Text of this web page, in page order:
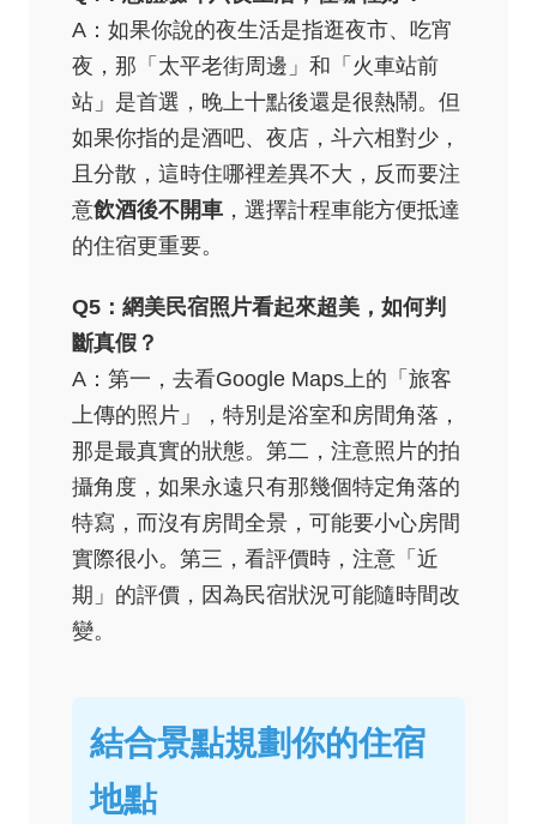
A：如果你說的夜生活是指逛夜市、吃宵
夜，那「太平老街周邊」和「火車站前
站」是首選，晚上十點後還是很熱鬧。但
如果你指的是酒吧、夜店，斗六相對少，
且分散，這時住哪裡差異不大，反而要注
意飲酒後不開車 ，選擇計程車能方便抵達
的住宿更重要。
Q5：網美民宿照片看起來超美，如何判
斷真假？
A：第一，去看Google Maps上的「旅客
上傳的照片」，特別是浴室和房間角落，
那是最真實的狀態。第二，注意照片的拍
攝角度，如果永遠只有那幾個特定角落的
特寫，而沒有房間全景，可能要小心房間
實際很小。第三，看評價時，注意「近
期」的評價，因為民宿狀況可能隨時間改
變。
結合景點規劃你的住宿
地點